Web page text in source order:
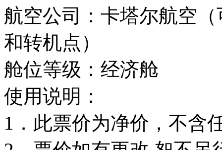
航空公司：卡塔尔航空
和转机点）
舱位等级：经济舱
使用说明：
1．此票价为净价，不含